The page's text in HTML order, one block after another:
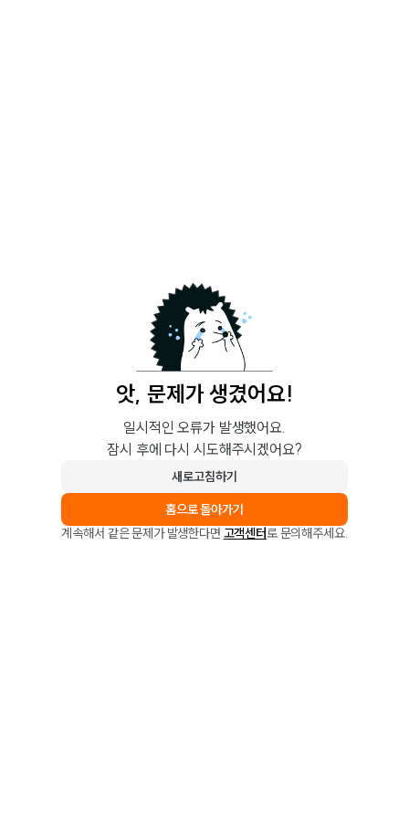
앗, 문제가 생겼어요!
일시적인 오류가 발생했어요.
잠시 후에 다시 시도해주시겠어요?
새로고침하기
홈으로 돌아가기
계속해서 같은 문제가 발생한다면 고객센터로 문의해주세요.